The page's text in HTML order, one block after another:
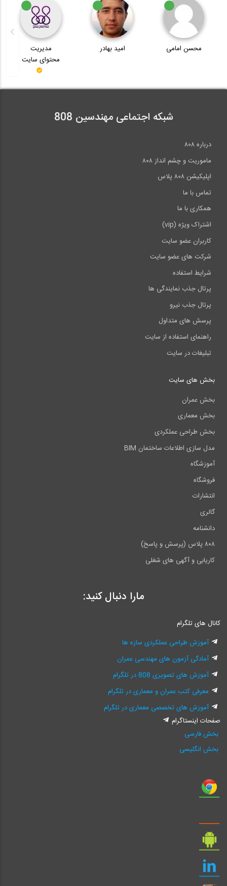
محسن امامی امید بهادر
مدیریت
محتوای سایت
شبکه اجتماعی مهندسین 808
درباره ۸۰۸
ماموریت و چشم انداز ۸۰۸
اپلیکیشن ۸۰۸ پلاس
تماس با ما
همکاری با ما
اشتراک ویژه (vip)
کاربران عضو سایت
شرکت های عضو سایت
شرایط استفاده
پرتال جذب نمایندگی ها
پرتال جذب نیرو
پرسش های متداول
راهنمای استفاده از سایت
تبلیغات در سایت
بخش های سایت
بخش عمران
بخش معماری
بخش طراحی عملکردی
مدل سازی اطلاعات ساختمان BIM
آموزشگاه
فروشگاه
انتشارات
گالری
دانشنامه
۸۰۸ پلاس (پرسش و پاسخ)
کاریابی و آگهی های شغلی
مارا دنبال کنید:
کانال های تلگرام
آموزش طراحی عملکردی سازه ها
آمادگی آزمون های مهندسی عمران
آموزش های تصویری 808 در تلگرام
معرفی کتب عمران و معماری در تلگرام
آموزش های تخصصی معماری در تلگرام
صفحات اینستاگرام
بخش فارسی
بخش انگلیسی